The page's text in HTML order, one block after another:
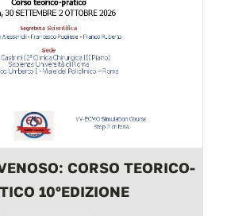
CORSO TEORICO-
10°EDIZIONE